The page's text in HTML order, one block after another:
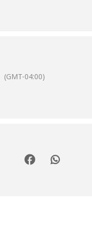
(GMT-04:00)